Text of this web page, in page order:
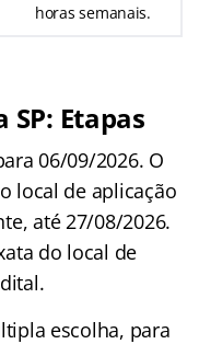
horas semanais.
Etapas
06/09/2026. O
local de aplicação
até 27/08/2026.
do local de
escolha, para